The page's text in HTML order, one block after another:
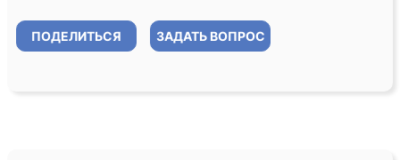
ПОДЕЛИТЬСЯ ЗАДАТЬ ВОПРОС